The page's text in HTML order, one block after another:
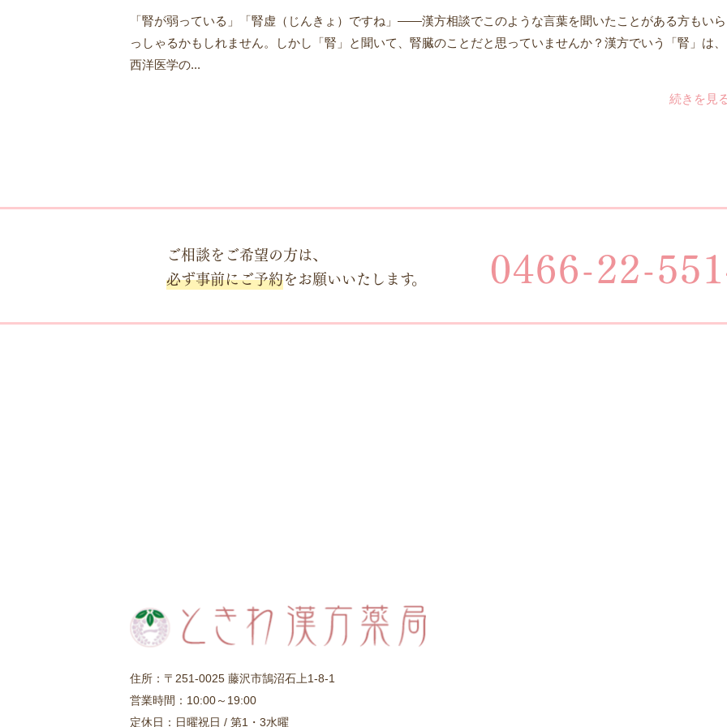
「腎が弱っている」「腎虚（じんきょ）ですね」——漢方相談でこのような言葉を聞いたことがある方もいら
っしゃるかもしれません。しかし「腎」と聞いて、腎臓のことだと思っていませんか？漢方でいう「腎」は、
西洋医学の...
続きを見
ご相談をご希望の方は、
必ず事前にご予約をお願いいたします。 0466-22-
住所：〒251-0025 藤沢市鵠沼石上1-8-1
営業時間：10:00～19:00
定休日：日曜祝日 / 第1・3水曜